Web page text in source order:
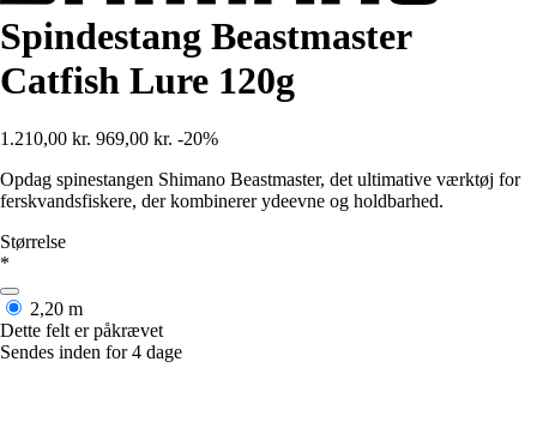
Spindestang Beastmaster
Catfish Lure 120g
1.210,00 kr. 969,00 kr. -20%
Opdag spinestangen Shimano Beastmaster, det ultimative værktøj for
ferskvandsfiskere, der kombinerer ydeevne og holdbarhed.
Størrelse
*
2,20 m
Dette felt er påkrævet
Sendes inden for 4 dage